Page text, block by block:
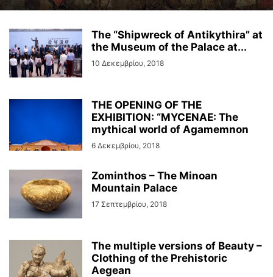
ΑΠΑΣΧΌΛΗΣΗ ΑΠΕΡΓΙΑΚΈΣ ΚΙΝΗΤΟΠΟΙΉΣΕΙΣ ΑΡΧΑΙΟΛΟΓΊΑ
ΑΥΤΟΔΙΟΊΚΗΣΗ ΑΥΤΟΚΊΝΗΤΑ ΑΦΙΕΡΏΜΑΤΑ
ΒΙΏΣΙΜΗ ΤΟΥΡΙΣΤΙΚΉ ΑΝΆΠΤΥΞΗ
The “Shipwreck of Antikythira” at
the Museum of the Palace at...
10 Δεκεμβρίου, 2018
THE OPENING OF THE
EXHIBITION: “MYCENAE: The
mythical world of Agamemnon
6 Δεκεμβρίου, 2018
Zominthos – The Minoan
Mountain Palace
17 Σεπτεμβρίου, 2018
The multiple versions of Beauty –
Clothing of the Prehistoric
Aegean